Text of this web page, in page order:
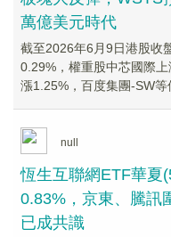
萬億美元時代
截至2026年6月9日港股收
0.29%，權重股中芯國際
漲1.25%，百度集團-SW等
null
恆生互聯網ETF華夏
0.83%，京東、騰訊
已成共識